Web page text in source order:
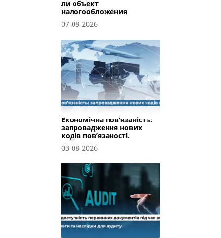
ли объект
налогообложения
07-08-2026
Економічна пов’язаність:
запровадження нових
кодів пов’язаності.
03-08-2026